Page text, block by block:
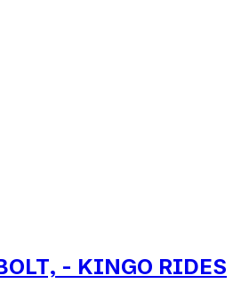
- KINGO RIDES